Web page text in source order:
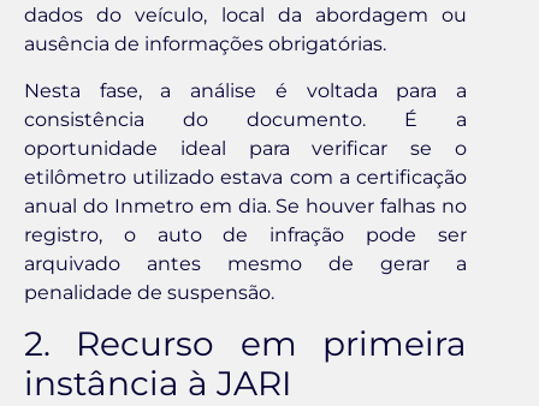
dados do veículo, local da abordagem ou
ausência de informações obrigatórias.
Nesta fase, a análise é voltada para a
consistência do documento. É a
oportunidade ideal para verificar se o
etilômetro utilizado estava com a certificação
anual do Inmetro em dia. Se houver falhas no
registro, o auto de infração pode ser
arquivado antes mesmo de gerar a
penalidade de suspensão.
2. Recurso em primeira
instância à JARI